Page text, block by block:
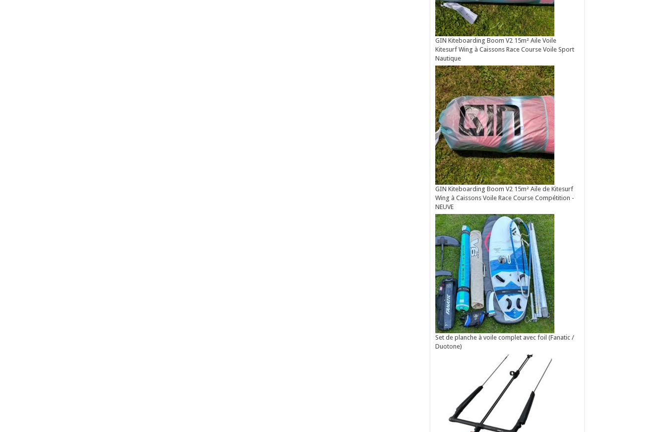
GIN Kiteboarding Boom V2 15m² Aile Voile
Kitesurf Wing à Caissons Race Course Voile Sport
Nautique
GIN Kiteboarding Boom V2 15m² Aile de Kitesurf
Wing à Caissons Voile Race Course Compétition -
NEUVE
Set de planche à voile complet avec foil (Fanatic /
Duotone)